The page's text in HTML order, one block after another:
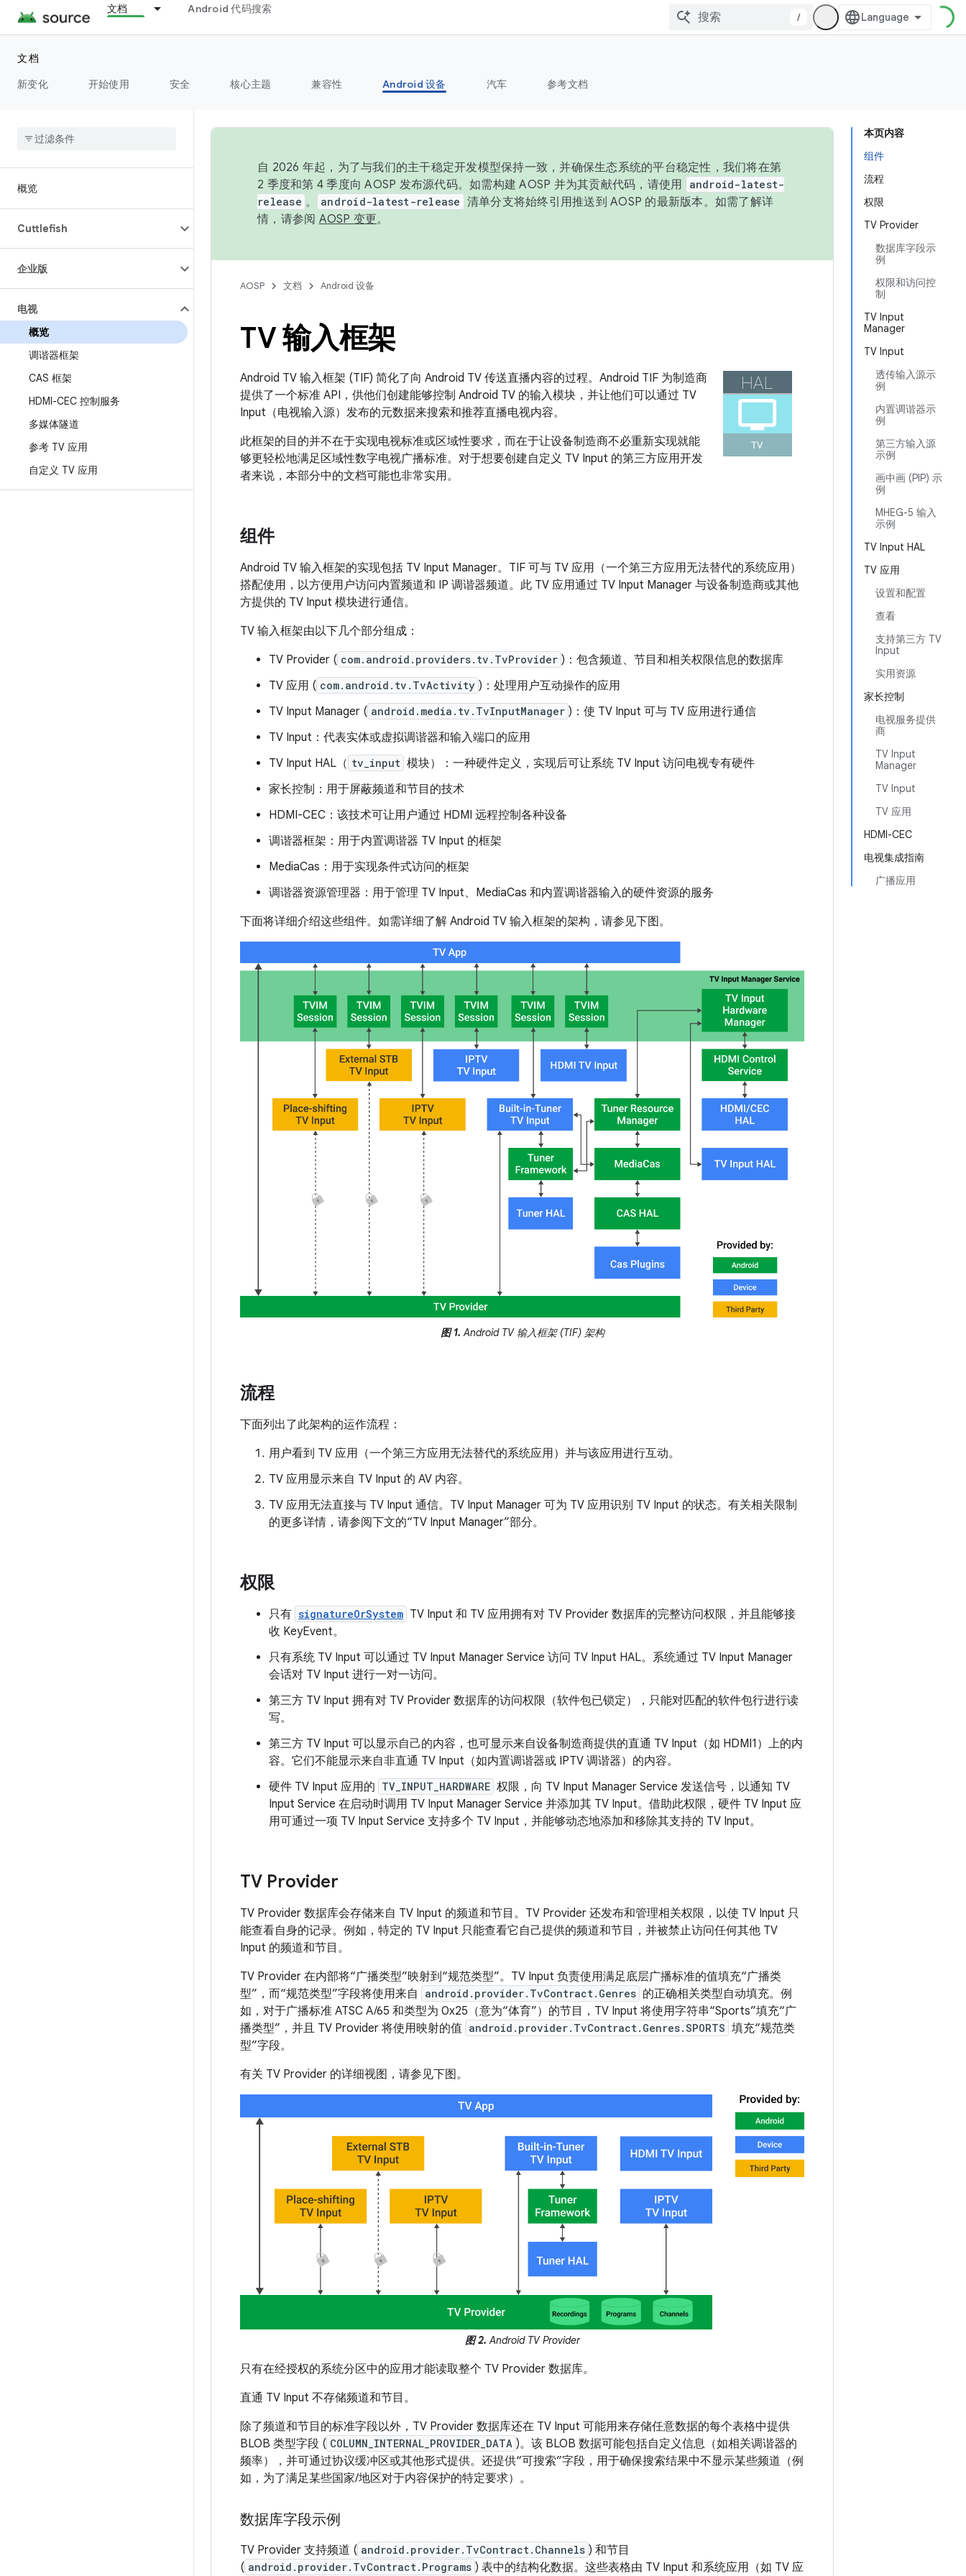
文档 Android 代码搜索
/
文档
新变化
开始使用 安全 核心主题 兼容性 Android 设备 汽车 参考文档
概览
Cuttlefish
企业版
电视
概览
调谐器框架
CAS 框架
HDMI-CEC 控制服务
多媒体隧道
参考 TV 应用
自定义 TV 应用
本页内容
组件
流程
权限
TV Provider
数据库字段示
例
权限和访问控
制
TV Input
Manager
TV Input
透传输入源示
例
内置调谐器示
例
第三方输入源
示例
画中画 (PIP) 示
例
MHEG-5 输入
示例
TV Input HAL
TV 应用
设置和配置
查看
支持第三方 TV
Input
实用资源
家长控制
电视服务提供
商
TV Input
Manager
TV Input
TV 应用
HDMI-CEC
电视集成指南
广播应用
自 2026 年起，为了与我们的主干稳定开发模型保持一致，并确保生态系统的平台稳定性，我们将在第
2 季度和第 4 季度向 AOSP 发布源代码。如需构建 AOSP 并为其贡献代码，请使用
android-latest-
release 。 android-latest-release 清单分支将始终引用推送到 AOSP 的最新版本。如需了解详
情，请参阅 AOSP 变更。
AOSP 文档 Android 设备
TV 输入框架
Android TV 输入框架 (TIF) 简化了向 Android TV 传送直播内容的过程。Android TIF 为制造商
提供了一个标准 API，供他们创建能够控制 Android TV 的输入模块，并让他们可以通过 TV
Input（电视输入源）发布的元数据来搜索和推荐直播电视内容。
此框架的目的并不在于实现电视标准或区域性要求，而在于让设备制造商不必重新实现就能
够更轻松地满足区域性数字电视广播标准。对于想要创建自定义 TV Input 的第三方应用开发
者来说，本部分中的文档可能也非常实用。
组件
Android TV 输入框架的实现包括 TV Input Manager。TIF 可与 TV 应用（一个第三方应用无法替代的系统应用）
搭配使用，以方便用户访问内置频道和 IP 调谐器频道。此 TV 应用通过 TV Input Manager 与设备制造商或其他
方提供的 TV Input 模块进行通信。
TV 输入框架由以下几个部分组成：
TV Provider ( com.android.providers.tv.TvProvider )：包含频道、节目和相关权限信息的数据库
TV 应用 ( com.android.tv.TvActivity )：处理用户互动操作的应用
TV Input Manager ( android.media.tv.TvInputManager )：使 TV Input 可与 TV 应用进行通信
TV Input：代表实体或虚拟调谐器和输入端口的应用
TV Input HAL（ tv_input 模块）：一种硬件定义，实现后可让系统 TV Input 访问电视专有硬件
家长控制：用于屏蔽频道和节目的技术
HDMI-CEC：该技术可让用户通过 HDMI 远程控制各种设备
调谐器框架：用于内置调谐器 TV Input 的框架
MediaCas：用于实现条件式访问的框架
调谐器资源管理器：用于管理 TV Input、MediaCas 和内置调谐器输入的硬件资源的服务
下面将详细介绍这些组件。如需详细了解 Android TV 输入框架的架构，请参见下图。
图 1. Android TV 输入框架 (TIF) 架构
流程
下面列出了此架构的运作流程：
用户看到 TV 应用（一个第三方应用无法替代的系统应用）并与该应用进行互动。
TV 应用显示来自 TV Input 的 AV 内容。
TV 应用无法直接与 TV Input 通信。TV Input Manager 可为 TV 应用识别 TV Input 的状态。有关相关限制
的更多详情，请参阅下文的“TV Input Manager”部分。
权限
只有 signatureOrSystem TV Input 和 TV 应用拥有对 TV Provider 数据库的完整访问权限，并且能够接
收 KeyEvent。
只有系统 TV Input 可以通过 TV Input Manager Service 访问 TV Input HAL。系统通过 TV Input Manager
会话对 TV Input 进行一对一访问。
第三方 TV Input 拥有对 TV Provider 数据库的访问权限（软件包已锁定），只能对匹配的软件包行进行读
写。
第三方 TV Input 可以显示自己的内容，也可显示来自设备制造商提供的直通 TV Input（如 HDMI1）上的内
容。它们不能显示来自非直通 TV Input（如内置调谐器或 IPTV 调谐器）的内容。
硬件 TV Input 应用的 TV_INPUT_HARDWARE 权限，向 TV Input Manager Service 发送信号，以通知 TV
Input Service 在启动时调用 TV Input Manager Service 并添加其 TV Input。借助此权限，硬件 TV Input 应
用可通过一项 TV Input Service 支持多个 TV Input，并能够动态地添加和移除其支持的 TV Input。
TV Provider
TV Provider 数据库会存储来自 TV Input 的频道和节目。TV Provider 还发布和管理相关权限，以使 TV Input 只
能查看自身的记录。例如，特定的 TV Input 只能查看它自己提供的频道和节目，并被禁止访问任何其他 TV
Input 的频道和节目。
TV Provider 在内部将“广播类型”映射到“规范类型”。TV Input 负责使用满足底层广播标准的值填充“广播类
型”，而“规范类型”字段将使用来自
android.provider.TvContract.Genres 的正确相关类型自动填充。例
如，对于广播标准 ATSC A/65 和类型为 0x25（意为“体育”）的节目，TV Input 将使用字符串“Sports”填充“广
播类型”，并且 TV Provider 将使用映射的值 android.provider.TvContract.Genres.SPORTS 填充“规范类
型”字段。
有关 TV Provider 的详细视图，请参见下图。
图 2. Android TV Provider
只有在经授权的系统分区中的应用才能读取整个 TV Provider 数据库。
直通 TV Input 不存储频道和节目。
除了频道和节目的标准字段以外，TV Provider 数据库还在 TV Input 可能用来存储任意数据的每个表格中提供
BLOB 类型字段 ( COLUMN_INTERNAL_PROVIDER_DATA )。该 BLOB 数据可能包括自定义信息（如相关调谐器的
频率），并可通过协议缓冲区或其他形式提供。还提供“可搜索”字段，用于确保搜索结果中不显示某些频道（例
如，为了满足某些国家/地区对于内容保护的特定要求）。
数据库字段示例
TV Provider 支持频道 ( android.provider.TvContract.Channels ) 和节目
( android.provider.TvContract.Programs ) 表中的结构化数据。这些表格由 TV Input 和系统应用（如 TV 应